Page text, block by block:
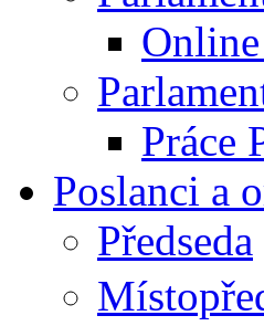
Práce
Poslanci a
Předseda